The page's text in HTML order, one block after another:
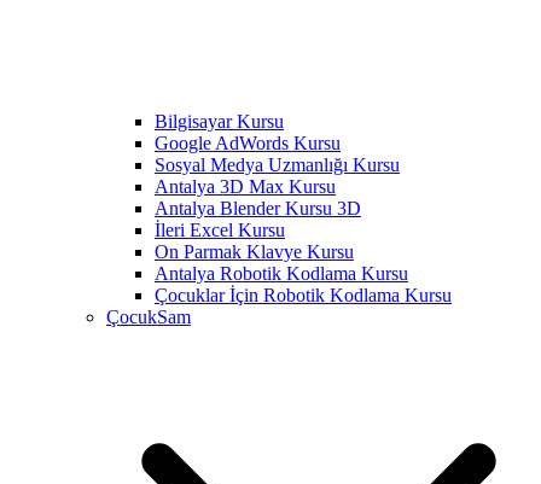
Bilgisayar Kursu
Google AdWords Kursu
Sosyal Medya Uzmanlığı Kursu
Antalya 3D Max Kursu
Antalya Blender Kursu 3D
İleri Excel Kursu
On Parmak Klavye Kursu
Antalya Robotik Kodlama Kursu
Çocuklar İçin Robotik Kodlama Kursu
ÇocukSam